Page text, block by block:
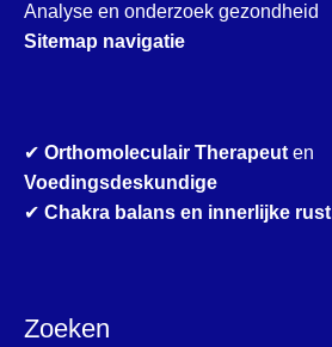
Analyse en onderzoek gezondheid
Sitemap navigatie
✔ Orthomoleculair Therapeuten
Voedingsdeskundige
✔ Chakra balans en innerlijke rust
Zoeken